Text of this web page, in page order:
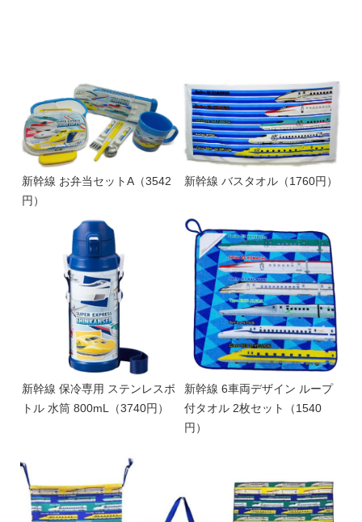
新幹線 お弁当セットA（3542
円）
新幹線 バスタオル（1760円）
新幹線 保冷専用 ステンレスボ
トル 水筒 800mL（3740円）
新幹線 6車両デザイン ループ
付タオル 2枚セット（1540
円）